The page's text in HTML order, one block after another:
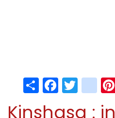
Share
Kinshasa :